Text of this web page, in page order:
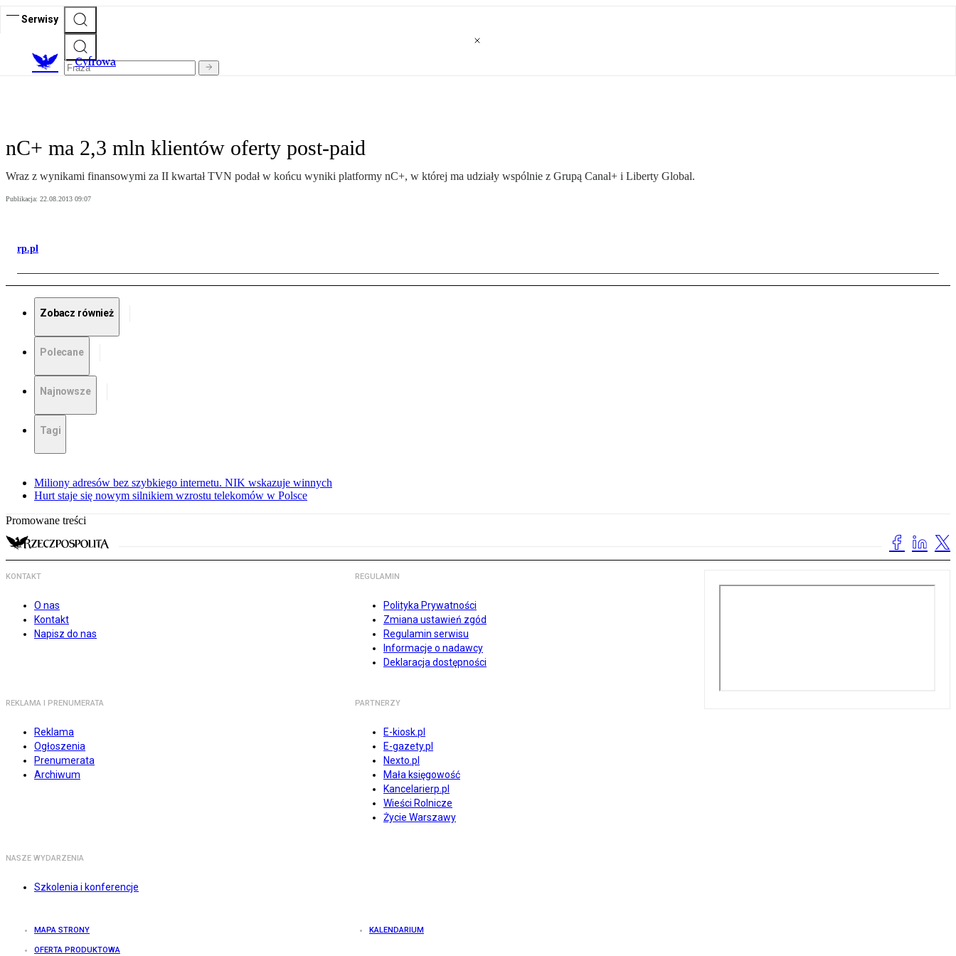
Serwisy
Cyfrowa
nC+ ma 2,3 mln klientów oferty post-paid
Wraz z wynikami finansowymi za II kwartał TVN podał w końcu wyniki platformy nC+, w której ma udziały wspólnie z Grupą Canal+ i Liberty Global.
Publikacja: 22.08.2013 09:07
rp.pl
Zobacz również
Polecane
Najnowsze
Tagi
Miliony adresów bez szybkiego internetu. NIK wskazuje winnych
Hurt staje się nowym silnikiem wzrostu telekomów w Polsce
Promowane treści
KONTAKT
O nas
Kontakt
Napisz do nas
REGULAMIN
Polityka Prywatności
Zmiana ustawień zgód
Regulamin serwisu
Informacje o nadawcy
Deklaracja dostępności
REKLAMA I PRENUMERATA
Reklama
Ogłoszenia
Prenumerata
Archiwum
PARTNERZY
E-kiosk.pl
E-gazety.pl
Nexto.pl
Mała księgowość
Kancelarierp.pl
Wieści Rolnicze
Życie Warszawy
NASZE WYDARZENIA
Szkolenia i konferencje
MAPA STRONY KALENDARIUM
OFERTA PRODUKTOWA